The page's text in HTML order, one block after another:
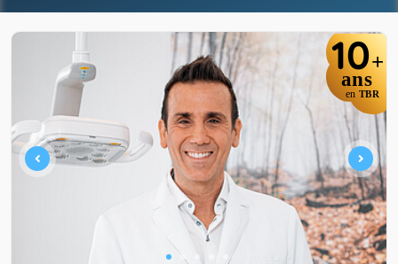
10+
ans
en TBR